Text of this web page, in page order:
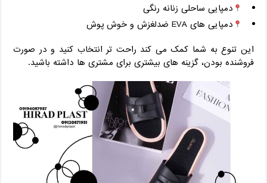
دمپایی ساحلی زنانه رنگی
دمپایی ‌های EVA ضدلغزش و خوش ‌پوش
این تنوع به شما کمک می ‌کند راحت ‌تر انتخاب کنید و در صورت
فروشنده بودن، گزینه‌ های بیشتری برای مشتری ‌ها داشته باشید.